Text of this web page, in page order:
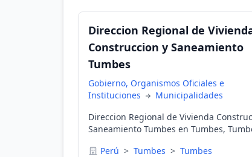
Direccion Regional de
Construccion y Saneamiento
Tumbes
Gobierno, Organismos Oficiales e
Instituciones
Municipalidades
Direccion Regional de Vivienda
Saneamiento Tumbes en Tumbes,
Perú > Tumbes > Tumbes